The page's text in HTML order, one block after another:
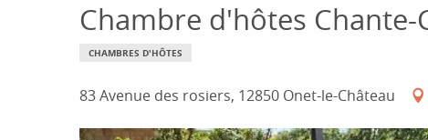
Chambre d'hôtes Chante-
CHAMBRES D'HÔTES
83 Avenue des rosiers, 12850 Onet-le-Château